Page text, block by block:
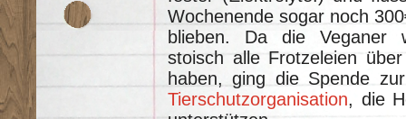
Wochenende sogar noch
blieben. Da die Veganer
stoisch alle Frotzeleien
haben, ging die Spende
Tierschutzorganisation, die